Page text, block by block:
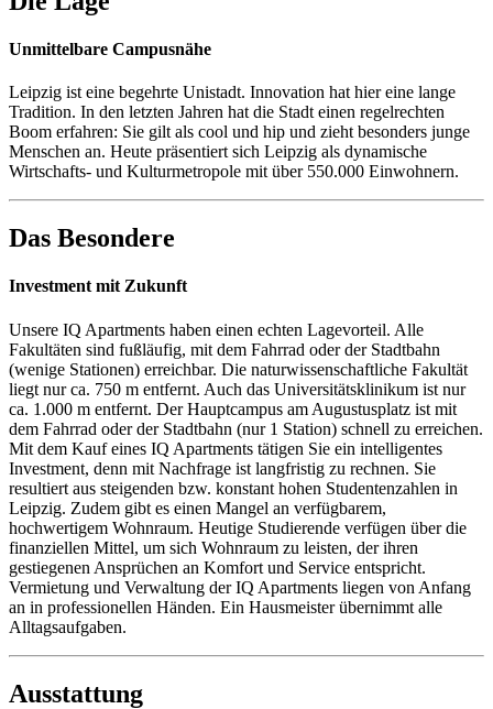
Unmittelbare Campusnähe
Leipzig ist eine begehrte Unistadt. Innovation hat hier eine lange
Tradition. In den letzten Jahren hat die Stadt einen regelrechten
Boom erfahren: Sie gilt als cool und hip und zieht besonders junge
Menschen an. Heute präsentiert sich Leipzig als dynamische
Wirtschafts- und Kulturmetropole mit über 550.000 Einwohnern.
Das Besondere
Investment mit Zukunft
Unsere IQ Apartments haben einen echten Lagevorteil. Alle
Fakultäten sind fußläufig, mit dem Fahrrad oder der Stadtbahn
(wenige Stationen) erreichbar. Die naturwissenschaftliche Fakultät
liegt nur ca. 750 m entfernt. Auch das Universitätsklinikum ist nur
ca. 1.000 m entfernt. Der Hauptcampus am Augustusplatz ist mit
dem Fahrrad oder der Stadtbahn (nur 1 Station) schnell zu erreichen.
Mit dem Kauf eines IQ Apartments tätigen Sie ein intelligentes
Investment, denn mit Nachfrage ist langfristig zu rechnen. Sie
resultiert aus steigenden bzw. konstant hohen Studentenzahlen in
Leipzig. Zudem gibt es einen Mangel an verfügbarem,
hochwertigem Wohnraum. Heutige Studierende verfügen über die
finanziellen Mittel, um sich Wohnraum zu leisten, der ihren
gestiegenen Ansprüchen an Komfort und Service entspricht.
Vermietung und Verwaltung der IQ Apartments liegen von Anfang
an in professionellen Händen. Ein Hausmeister übernimmt alle
Alltagsaufgaben.
Ausstattung